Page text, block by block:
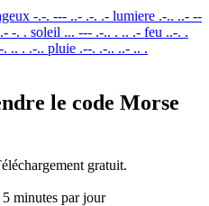
-.-. --- ..- .-. .- lumiere .-.. ..- --
-. . soleil ... --- .-.. . .. .- feu ..-. .
. .. . .-.. pluie .--. .-.. ..- .. .
le code Morse
gratuit.
minutes par jour